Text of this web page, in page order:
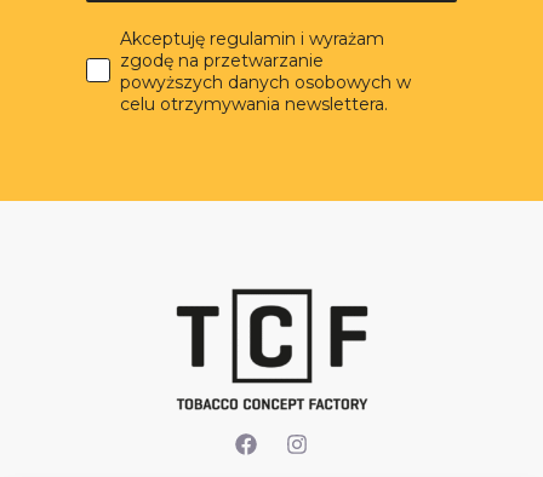
Akceptuję regulamin i wyrażam
zgodę na przetwarzanie
powyższych danych osobowych w
celu otrzymywania newslettera.